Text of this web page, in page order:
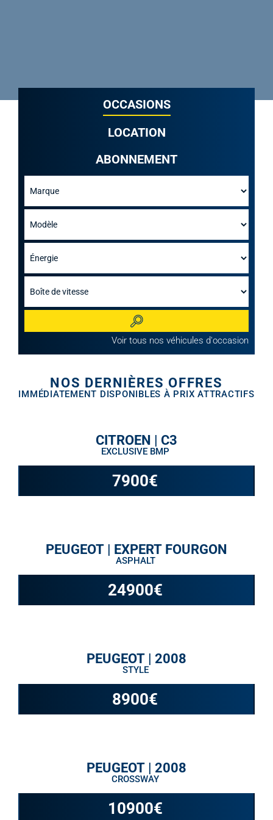
OCCASIONS
LOCATION
ABONNEMENT
Rechercher
Voir tous nos véhicules d'occasion
NOS DERNIÈRES OFFRES
IMMÉDIATEMENT DISPONIBLES À PRIX ATTRACTIFS
CITROEN | C3
EXCLUSIVE BMP
7900€
PEUGEOT | EXPERT FOURGON
ASPHALT
24900€
PEUGEOT | 2008
STYLE
8900€
PEUGEOT | 2008
CROSSWAY
10900€